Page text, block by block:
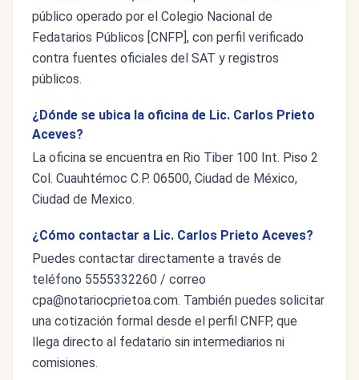
público operado por el Colegio Nacional de
Fedatarios Públicos [CNFP], con perfil verificado
contra fuentes oficiales del SAT y registros
públicos.
¿Dónde se ubica la oficina de Lic. Carlos Prieto
Aceves?
La oficina se encuentra en Rio Tiber 100 Int. Piso 2
Col. Cuauhtémoc C.P. 06500, Ciudad de México,
Ciudad de Mexico.
¿Cómo contactar a Lic. Carlos Prieto Aceves?
Puedes contactar directamente a través de
teléfono 5555332260 / correo
cpa@notariocprietoa.com. También puedes solicitar
una cotización formal desde el perfil CNFP, que
llega directo al fedatario sin intermediarios ni
comisiones.